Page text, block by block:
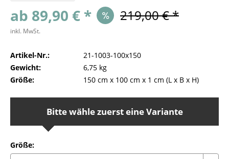
ab 89,90 € * 219,00 € *
inkl. MwSt.
Artikel-Nr.:
21-1003-100x150
Gewicht:
6,75 kg
Größe:
150 cm x 100 cm x 1 cm (L x B x H)
Bitte wähle zuerst eine Variante
Größe: